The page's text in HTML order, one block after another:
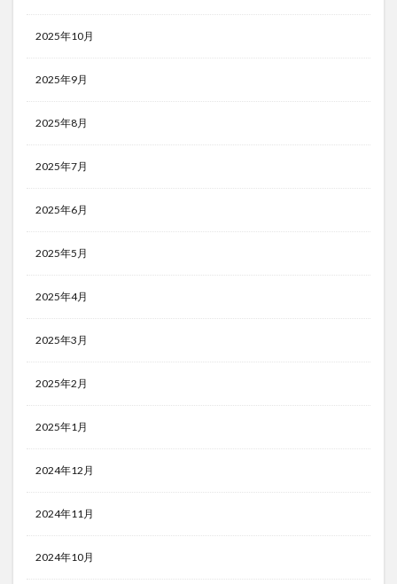
2025年10月
2025年9月
2025年8月
2025年7月
2025年6月
2025年5月
2025年4月
2025年3月
2025年2月
2025年1月
2024年12月
2024年11月
2024年10月